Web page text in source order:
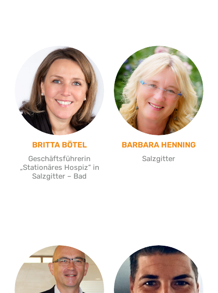
BRITTA BÖTEL
Geschäftsführerin
„Stationäres Hospiz“ in
Salzgitter – Bad
BARBARA HENNING
Salzgitter